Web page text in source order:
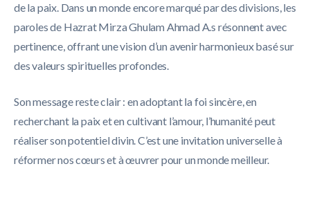
de la paix. Dans un monde encore marqué par des divisions, les
paroles de Hazrat Mirza Ghulam Ahmad A.s résonnent avec
pertinence, offrant une vision d’un avenir harmonieux basé sur
des valeurs spirituelles profondes.
Son message reste clair : en adoptant la foi sincère, en
recherchant la paix et en cultivant l’amour, l’humanité peut
réaliser son potentiel divin. C’est une invitation universelle à
réformer nos cœurs et à œuvrer pour un monde meilleur.